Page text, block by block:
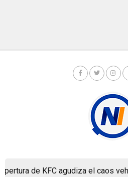
de KFC agudiza el caos
Copyright © Nicaragua